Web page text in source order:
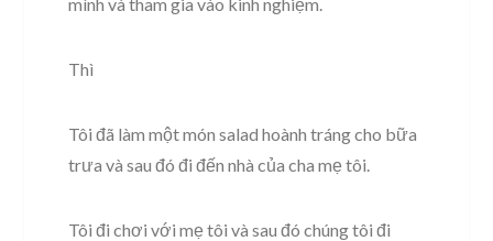
Thì
Tôi đã làm một món salad hoành tráng cho bữa
trưa và sau đó đi đến nhà của cha mẹ tôi.
Tôi đi chơi với mẹ tôi và sau đó chúng tôi đi